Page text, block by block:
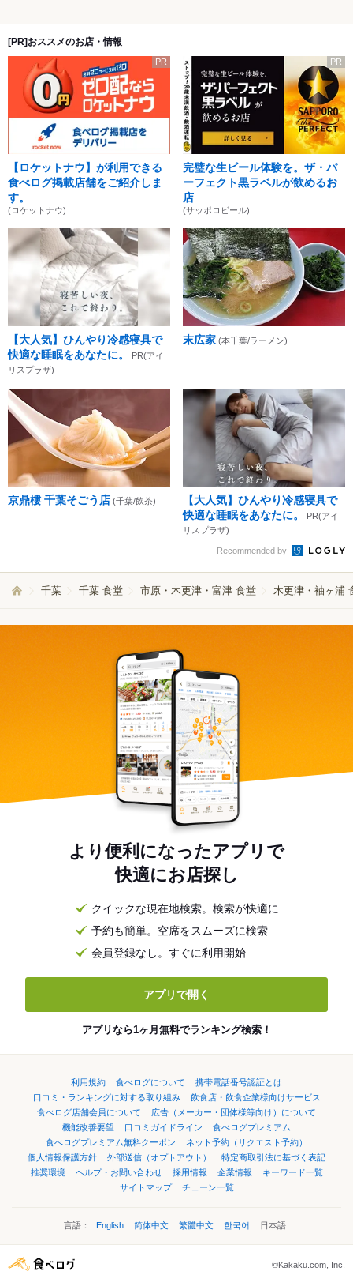
[PR]おススメのお店・情報
PR
【ロケットナウ】が利用できる
食べログ掲載店舗をご紹介しま
す。
(ロケットナウ)
PR
完璧な生ビール体験を。ザ・パ
ーフェクト黒ラベルが飲めるお
店
(サッポロビール)
【大人気】ひんやり冷感寝具で
快適な睡眠をあなたに。
PR(アイ
リスプラザ)
末広家 (本千葉/ラーメン)
京鼎樓 千葉そごう店 (千葉/飲茶)
【大人気】ひんやり冷感寝具で
快適な睡眠をあなたに。
PR(アイ
リスプラザ)
Recommended by
千葉 千葉 食堂 市原・木更津・富津 食堂 木更津・袖ヶ浦
より便利になったアプリで
快適にお店探し
クイックな現在地検索。検索が快適に
予約も簡単。空席をスムーズに検索
会員登録なし。すぐに利用開始
アプリで開く
アプリなら1ヶ月無料でランキング検索！
利用規約 食べログについて
携帯電話番号認証とは
口コミ・ランキングに対する取り組み
飲食店・飲食企業様向けサービス
食べログ店舗会員について
広告（メーカー・団体様等向け）について
機能改善要望
口コミガイドライン
食べログプレミアム
食べログプレミアム無料クーポン
ネット予約（リクエスト予約）
個人情報保護方針
外部送信（オプトアウト）
特定商取引法に基づく表記
推奨環境
ヘルプ・お問い合わせ 採用情報 企業情報
キーワード一覧
サイトマップ
チェーン一覧
言語： English 简体中文 繁體中文 한국어 日本語
©Kakaku.com, Inc.